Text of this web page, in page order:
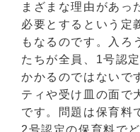
まざまな理由があっ
必要とするという定
もなるのです。入ろ
たちが全員、1号認
かかるのではないで
ティや受け皿の面で
です。問題は保育料
2号認定の保育料で